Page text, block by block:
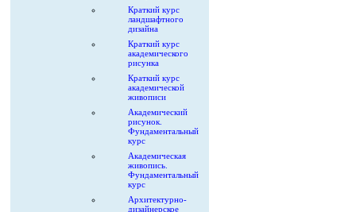
Краткий курс
ландшафтного
дизайна
Краткий курс
академического
рисунка
Краткий курс
академической
живописи
Академический
рисунок.
Фундаментальный
курс
Академическая
живопись.
Фундаментальный
курс
Архитектурно-
дизайнерское